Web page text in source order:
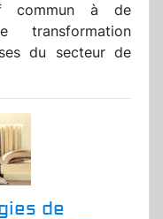
commun à de
transformation
du secteur de
de